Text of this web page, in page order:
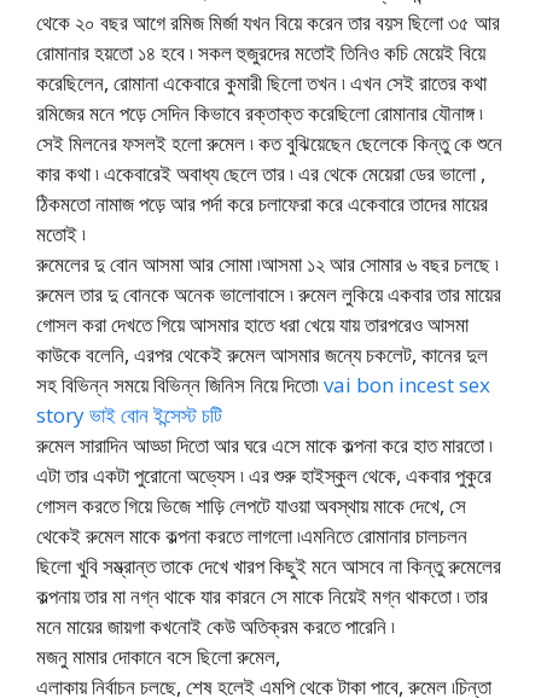
থেকে ২০ বছর আগে রমিজ মির্জা যখন বিয়ে করেন তার বয়স ছিলো ৩৫ আর
রোমানার হয়তো ১৪ হবে ৷ সকল হুজুরদের মতোই তিনিও কচি মেয়েই বিয়ে
করেছিলেন, রোমানা একেবারে কুমারী ছিলো তখন ৷ এখন সেই রাতের কথা
রমিজের মনে পড়ে সেদিন কিভাবে রক্তাক্ত করেছিলো রোমানার যৌনাঙ্গ ৷
সেই মিলনের ফসলই হলো রুমেল ৷ কত বুঝিয়েছেন ছেলেকে কিন্তু কে শুনে
কার কথা ৷ একেবারেই অবাধ্য ছেলে তার ৷ এর থেকে মেয়েরা ডের ভালো ,
ঠিকমতো নামাজ পড়ে আর পর্দা করে চলাফেরা করে একেবারে তাদের মায়ের
মতোই ৷
রুমেলের দু বোন আসমা আর সোমা ৷আসমা ১২ আর সোমার ৬ বছর চলছে ৷
রুমেল তার দু বোনকে অনেক ভালোবাসে ৷ রুমেল লুকিয়ে একবার তার মায়ের
গোসল করা দেখতে গিয়ে আসমার হাতে ধরা খেয়ে যায় তারপরেও আসমা
কাউকে বলেনি, এরপর থেকেই রুমেল আসমার জন্যে চকলেট, কানের দুল
সহ বিভিন্ন সময়ে বিভিন্ন জিনিস নিয়ে দিতো৷vai bon incest sex
story ভাই বোন ইন্সেস্ট চটি
রুমেল সারাদিন আড্ডা দিতো আর ঘরে এসে মাকে কল্পনা করে হাত মারতো ৷
এটা তার একটা পুরোনো অভ্যেস ৷ এর শুরু হাইস্কুল থেকে, একবার পুকুরে
গোসল করতে গিয়ে ভিজে শাড়ি লেপটে যাওয়া অবস্থায় মাকে দেখে, সে
থেকেই রুমেল মাকে কল্পনা করতে লাগলো ৷এমনিতে রোমানার চালচলন
ছিলো খুবি সম্ভ্রান্ত তাকে দেখে খারপ কিছুই মনে আসবে না কিন্তু রুমেলের
কল্পনায় তার মা নগ্ন থাকে যার কারনে সে মাকে নিয়েই মগ্ন থাকতো ৷ তার
মনে মায়ের জায়গা কখনোই কেউ অতিক্রম করতে পারেনি ৷
মজনু মামার দোকানে বসে ছিলো রুমেল,
এলাকায় নির্বাচন চলছে, শেষ হলেই এমপি থেকে টাকা পাবে, রুমেল ৷চিন্তা